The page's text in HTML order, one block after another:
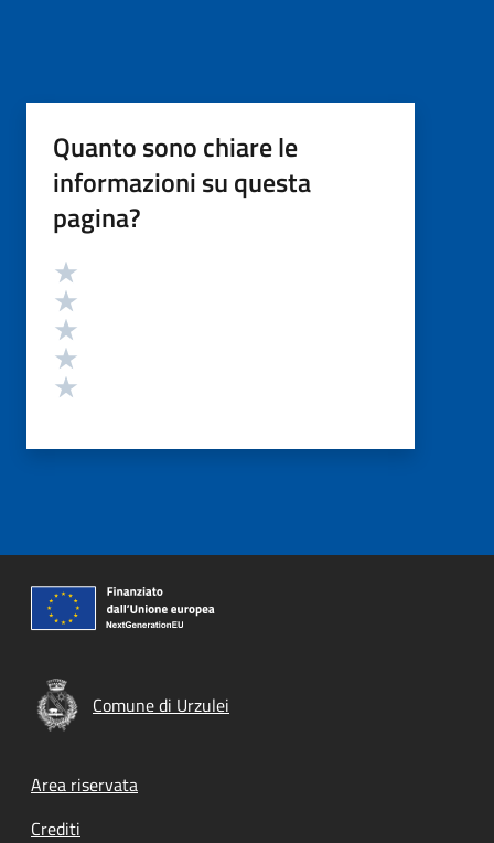
Quanto sono chiare le
informazioni su questa
pagina?
Valutazione
Comune di Urzulei
Footer menu
Area riservata
Crediti